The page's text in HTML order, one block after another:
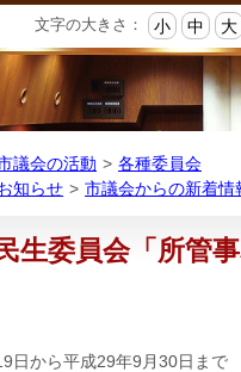
文字の大きさ： 小 中 大
議会の活動
各種委員会
知らせ 市議会からの新着情
生委員会「所管事
から平成29年9月30日まで